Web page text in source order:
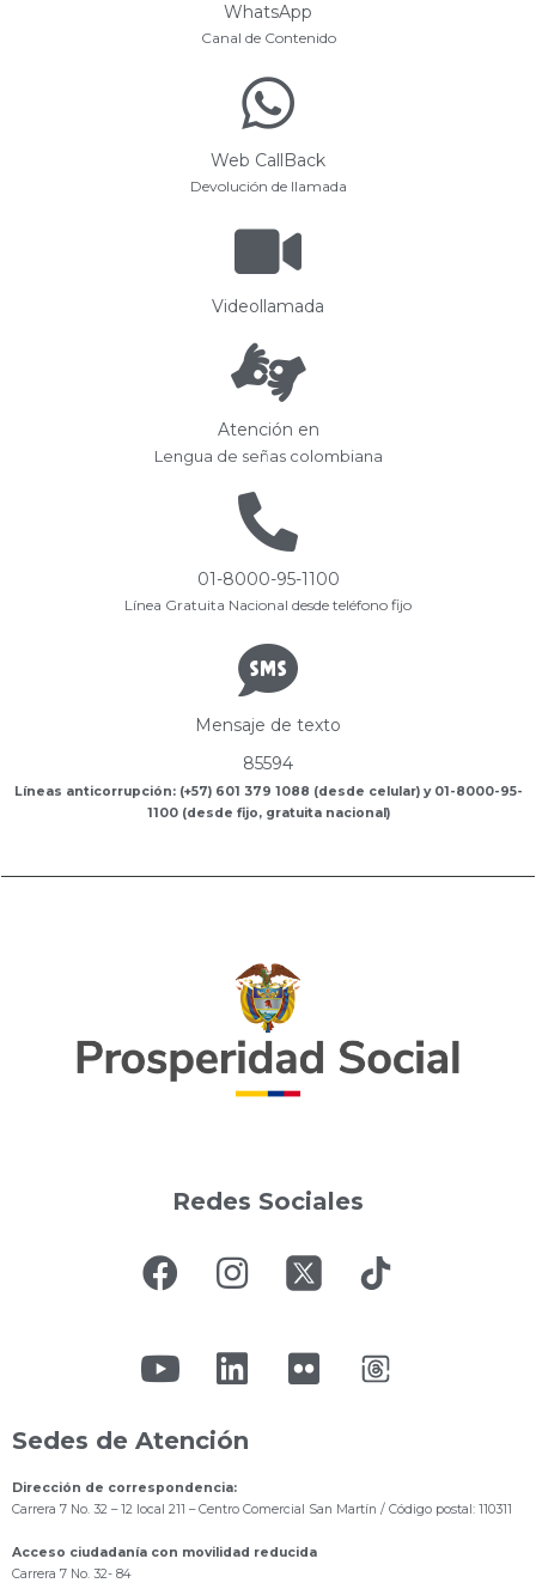
WhatsApp
Canal de Contenido
Web CallBack
Devolución de llamada
Videollamada
Atención en
Lengua de señas colombiana
01-8000-95-1100
Línea Gratuita Nacional desde teléfono fijo
Mensaje de texto
85594
Líneas anticorrupción: (+57) 601 379 1088 (desde celular) y 01-8000-95-
1100 (desde fijo, gratuita nacional)
Redes Sociales
Sedes de Atención
Dirección de correspondencia:
Carrera 7 No. 32 – 12 local 211 – Centro Comercial San Martín / Código postal: 110311
Acceso ciudadanía con movilidad reducida
Carrera 7 No. 32- 84